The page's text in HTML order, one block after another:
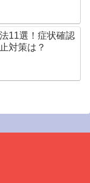
11選！症状確認
対策は？